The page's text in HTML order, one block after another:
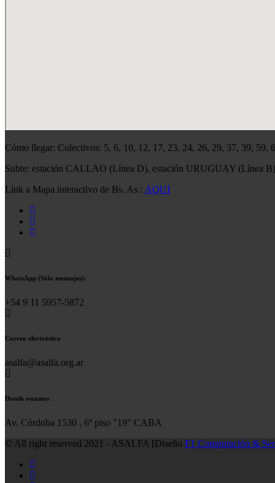
Cómo llegar: Colectivos: 5, 6, 10, 12, 17, 23, 24, 26, 29, 37, 39,
Subte: estación CALLAO (Línea D), estación URUGUAY (Línea B)
Link a Mapa interactivo de Bs. As.: AQUI
WhatsApp (Sólo mensajes):
+54 9 11 5957-5872
Correo electrónico
asalfa@asalfa.org.ar
Donde estamos
Av. Córdoba 1530 , 6º piso "19" CABA
© All right reserved 2021 - ASALFA [Diseño F1 Computación &